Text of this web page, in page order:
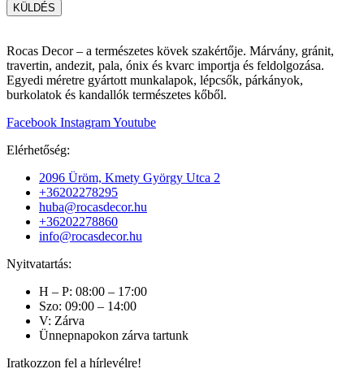
KÜLDÉS
Rocas Decor – a természetes kövek szakértője. Márvány, gránit,
travertin, andezit, pala, ónix és kvarc importja és feldolgozása.
Egyedi méretre gyártott munkalapok, lépcsők, párkányok,
burkolatok és kandallók természetes kőből.
Facebook InstagramYoutube
Elérhetőség:
2096 Üröm, Kmety György Utca 2
+36202278295
huba@rocasdecor.hu
+36202278860
info@rocasdecor.hu
Nyitvatartás:
H – P: 08:00 – 17:00
Szo: 09:00 – 14:00
V: Zárva
Ünnepnapokon zárva tartunk
Iratkozzon fel a hírlevélre!